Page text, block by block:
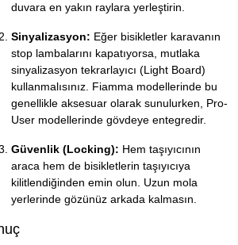
duvara en yakın raylara yerleştirin.
Sinyalizasyon: Eğer bisikletler karavanın
stop lambalarını kapatıyorsa, mutlaka
sinyalizasyon tekrarlayıcı (Light Board)
kullanmalısınız. Fiamma modellerinde bu
genellikle aksesuar olarak sunulurken, Pro-
User modellerinde gövdeye entegredir.
Güvenlik (Locking): Hem taşıyıcının
araca hem de bisikletlerin taşıyıcıya
kilitlendiğinden emin olun. Uzun mola
yerlerinde gözünüz arkada kalmasın.